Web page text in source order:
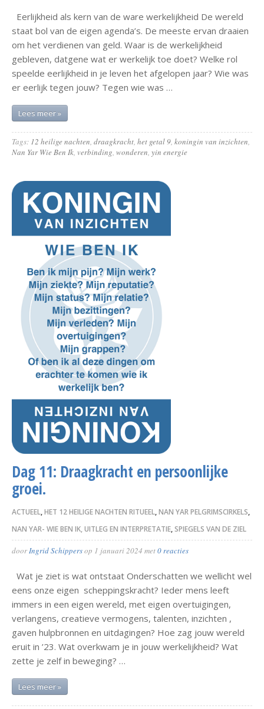
Eerlijkheid als kern van de ware werkelijkheid De wereld
staat bol van de eigen agenda’s. De meeste ervan draaien
om het verdienen van geld. Waar is de werkelijkheid
gebleven, datgene wat er werkelijk toe doet? Welke rol
speelde eerlijkheid in je leven het afgelopen jaar? Wie was
er eerlijk tegen jouw? Tegen wie was …
Lees meer »
Tags: 12 heilige nachten, draagkracht, het getal 9, koningin van inzichten,
Nan Yar Wie Ben Ik, verbinding, wonderen, yin energie
Dag 11: Draagkracht en persoonlijke
groei.
ACTUEEL,HET 12 HEILIGE NACHTEN RITUEEL,NAN YAR PELGRIMSCIRKELS,
NAN YAR- WIE BEN IK, UITLEG EN INTERPRETATIE,SPIEGELS VAN DE ZIEL
doorIngrid Schippersop 1 januari 2024 met0 reacties
Wat je ziet is wat ontstaat Onderschatten we wellicht wel
eens onze eigen scheppingskracht? Ieder mens leeft
immers in een eigen wereld, met eigen overtuigingen,
verlangens, creatieve vermogens, talenten, inzichten ,
gaven hulpbronnen en uitdagingen? Hoe zag jouw wereld
eruit in ’23. Wat overkwam je in jouw werkelijkheid? Wat
zette je zelf in beweging? …
Lees meer »